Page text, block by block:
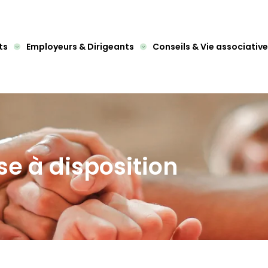
Employeurs & Dirigeants Conseils & Vie associative
à disposition